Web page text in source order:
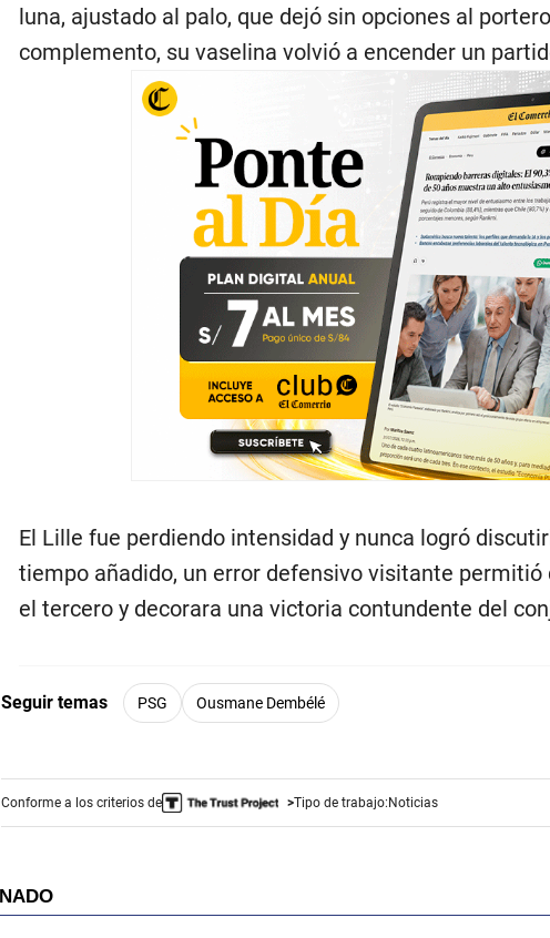
luna, ajustado al palo, que dejó sin opciones al
complemento, su vaselina volvió a encender un
El Lille fue perdiendo intensidad y nunca logró
tiempo añadido, un error defensivo visitante permitió
el tercero y decorara una victoria contundente del
Seguir temas PSG Ousmane Dembélé
Conforme a los criterios de Tipo de trabajo: Noticias